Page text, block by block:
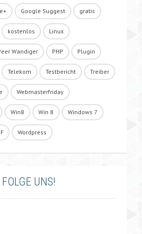
Google Suggest gratis
kostenlos Linux
Wandiger PHP Plugin
Telekom Testbericht Treiber
Webmasterfriday
Win8 Win 8 Windows 7
Wordpress
FOLGE UNS!